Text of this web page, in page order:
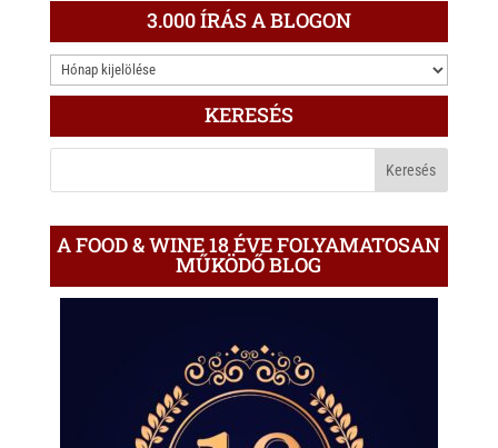
A
p
b
o
3.000 ÍRÁS A BLOGON
3.000
ÍRÁS
KERESÉS
A FOOD & WINE 18 ÉVE FOLYAMATOSAN
MŰKÖDŐ BLOG